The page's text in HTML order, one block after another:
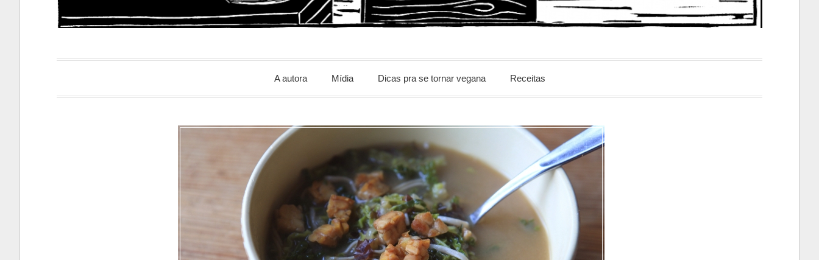
PapacapimA autora Mídia Dicas pra se tornar vegana Receitas